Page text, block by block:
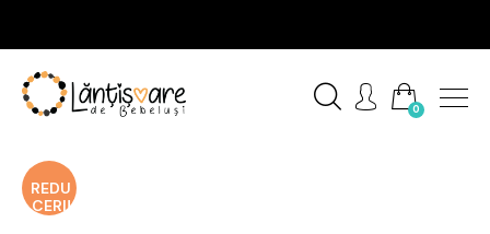
0
REDU
CERI!